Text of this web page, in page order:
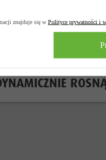
możliwe anonimowe korzystanie z
znajduje się w Polityce prywatności i